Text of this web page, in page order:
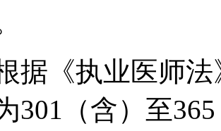
据《执业医师
301（含）至